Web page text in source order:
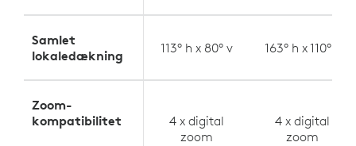
Samlet
lokaledækning
113° h x 80° v 163° h x 110° v
Zoom-
kompatibilitet
4 x digital
zoom
4 x digital
zoom